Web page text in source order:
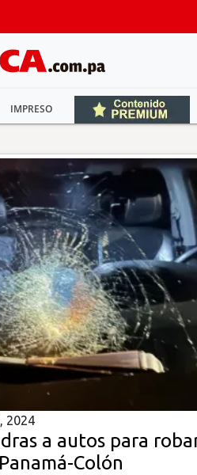
IMPRESO
2024
a autos para
Colón